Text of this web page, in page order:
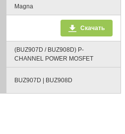
Magna
Скачать
(BUZ907D / BUZ908D) P-
CHANNEL POWER MOSFET
BUZ907D | BUZ908D